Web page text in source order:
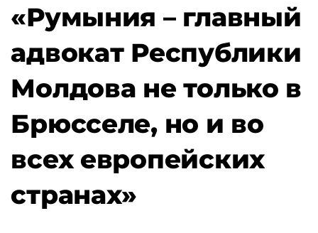
«Румыния – главный
адвокат Республики
Молдова не только в
Брюсселе, но и во
всех европейских
странах»